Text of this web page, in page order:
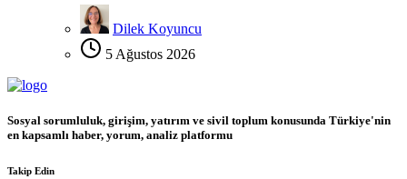
Dilek Koyuncu
5 Ağustos 2026
Sosyal sorumluluk, girişim, yatırım ve sivil toplum konusunda Türkiye'nin
en kapsamlı haber, yorum, analiz platformu
Takip Edin